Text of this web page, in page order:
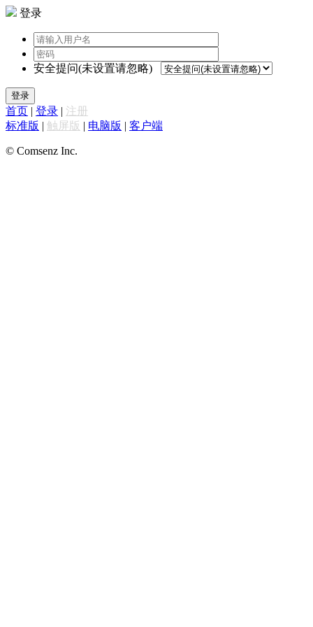
登录
安全提问(未设置请忽略)
登录
首页 | 登录 | 注册
标准版 | 触屏版 | 电脑版 | 客户端
© Comsenz Inc.